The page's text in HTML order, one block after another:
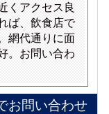
くアクセス良
ば、飲食店で
網代通りに面
。お問い合わ
お問い合わせ